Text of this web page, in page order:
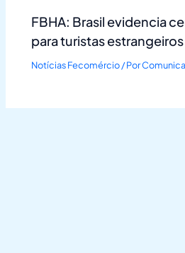
FBHA: Brasil evidencia
para turistas estrangeiros
Notícias Fecomércio/ Por